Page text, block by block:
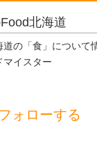
北海道
道の「食」について
マイスター
フォローする